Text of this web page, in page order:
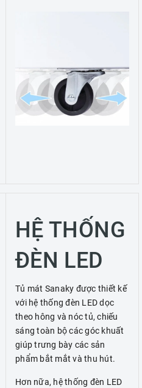
HỆ THỐNG
ĐÈN LED
Tủ mát Sanaky được thiết kế
với hệ thống đèn LED dọc
theo hông và nóc tủ, chiếu
sáng toàn bộ các góc khuất
giúp trưng bày các sản
phẩm bắt mắt và thu hút.
Hơn nữa, hệ thống đèn LED